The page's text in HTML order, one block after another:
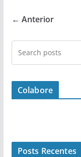
← Anterior
Colabore
Posts Recentes